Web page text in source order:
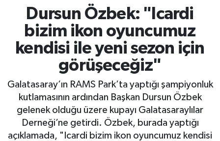
Dursun Özbek: "Icardi
bizim ikon oyuncumuz
kendisi ile yeni sezon için
görüşeceğiz"
Galatasaray’ın RAMS Park’ta yaptığı şampiyonluk
kutlamasının ardından Başkan Dursun Özbek
gelenek olduğu üzere kupayı Galatasaraylılar
Derneği’ne getirdi. Özbek, burada yaptığı
açıklamada, "Icardi bizim ikon oyuncumuz kendisi
SPOR
SİYASET
EKONOMİ
GÜNDEM
MAGAZİN
Kahramanmaraş Namaz Vakitleri
Kahramanmaraş Trafik Yoğunluk Haritası
Süper Lig Puan Durumu ve Fikstür
Tüm Manşetler
Son Dakika Haberleri
Haber Arşivi